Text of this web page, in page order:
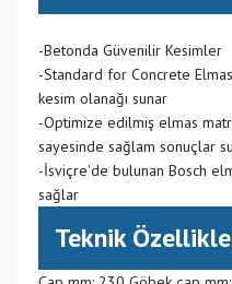
-Betonda Güvenilir Kesimler
-Standard for Concrete
kesim olanağı sunar
-Optimize edilmiş elmas
sayesinde sağlam sonuçlar
-İsviçre'de bulunan Bosch
sağlar
Teknik